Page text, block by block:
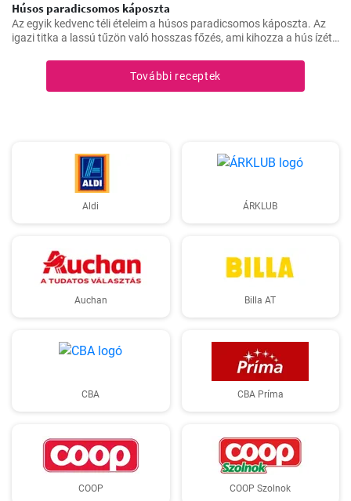
Húsos paradicsomos káposzta
Az egyik kedvenc téli ételeim a húsos paradicsomos káposzta. Az
igazi titka a lassú tűzön való hosszas főzés, ami kihozza a hús ízét,
Számtalanszor elkészítettem már, és minél tovább fő, annál
finomabb lesz, ezért a hétvégi ebédekre szoktam időzíteni.
További receptek
Aldi ÁRKLUB
Auchan Billa AT
CBA CBA Príma
COOP COOP Szolnok